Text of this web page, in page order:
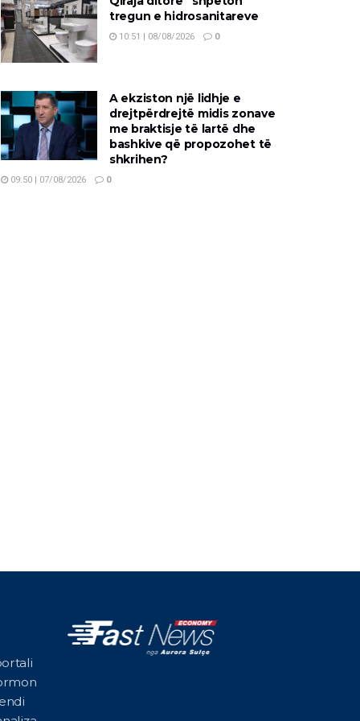
tregun e hidrosanitareve
10:51 | 08/08/2026 0
A ekziston një lidhje e
drejtpërdrejtë midis zonave
me braktisje të lartë dhe
bashkive që propozohet të
shkrihen?
09:50 | 07/08/2026 0